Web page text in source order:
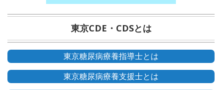
東京CDE・CDSとは
東京糖尿病療養指導士とは
東京糖尿病療養支援士とは